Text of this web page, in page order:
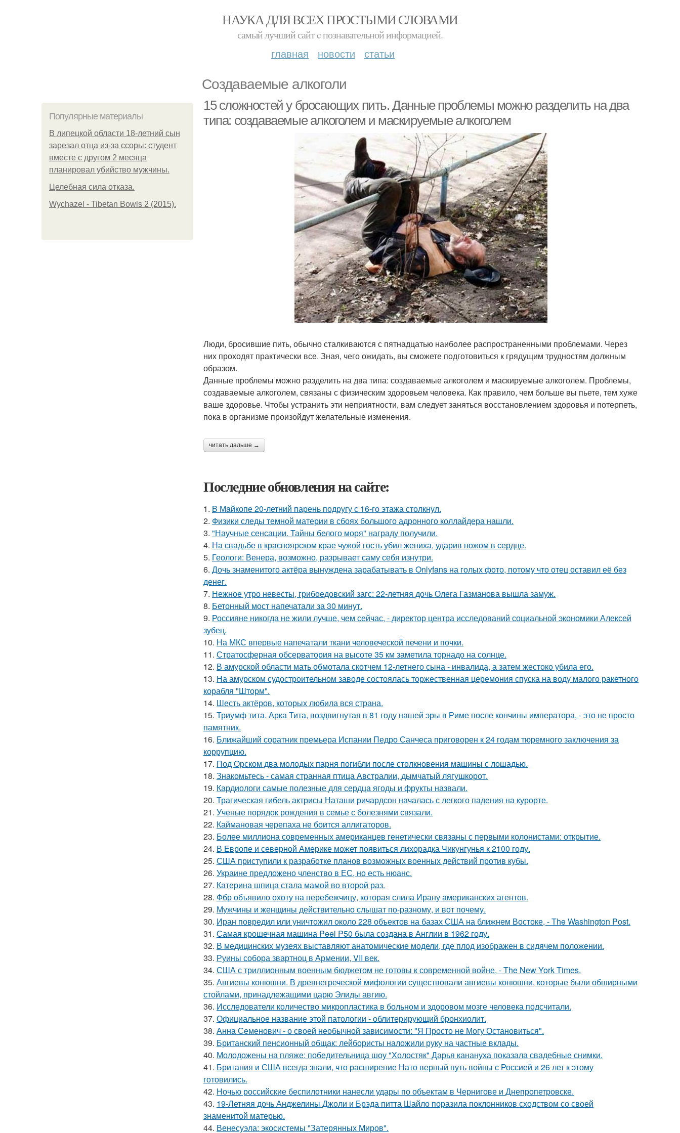
НАУКА ДЛЯ ВСЕХ ПРОСТЫМИ СЛОВАМИ
самый лучший сайт c познавательной информацией.
главная новости статьи
Создаваемые алкоголи
Популярные материалы
В липецкой области 18-летний сын
зарезал отца из-за ссоры: студент
вместе с другом 2 месяца
планировал убийство мужчины.
Целебная сила отказа.
Wychazel - Tibetan Bowls 2 (2015).
15 сложностей у бросающих пить. Данные проблемы можно разделить на два
типа: создаваемые алкоголем и маскируемые алкоголем
Люди, бросившие пить, обычно сталкиваются с пятнадцатью наиболее распространенными проблемами. Через
них проходят практически все. Зная, чего ожидать, вы сможете подготовиться к грядущим трудностям должным
образом.
Данные проблемы можно разделить на два типа: создаваемые алкоголем и маскируемые алкоголем. Проблемы,
создаваемые алкоголем, связаны с физическим здоровьем человека. Как правило, чем больше вы пьете, тем хуже
ваше здоровье. Чтобы устранить эти неприятности, вам следует заняться восстановлением здоровья и потерпеть,
пока в организме произойдут желательные изменения.
читать дальше →
Последние обновления на сайте:
1. B Мaйкопе 20-летний парень подругу с 16-го этажа столкнул.
2. Физики следы темной материи в сбоях большого адронного коллайдера нашли.
3. "Научные сенсации. Тайны белого моря" награду получили.
4. На свадьбе в красноярском крае чужой гость убил жениха, ударив ножом в сердце.
5. Геологи: Венера, возможно, разрывает саму себя изнутри.
6. Дочь знаменитого актёра вынуждена зарабатывать в Onlyfans на голых фото, потому что отец оставил её без
денег.
7. Нежное утро невесты, грибоедовский загс: 22-летняя дочь Олега Газманова вышла замуж.
8. Бетонный мост напечатали за 30 минут.
9. Россияне никогда не жили лучше, чем сейчас, - директор центра исследований социальной экономики Алексей
зубец.
10. На МКС впервые напечатали ткани человеческой печени и почки.
11. Стратосферная обсерватория на высоте 35 км заметила торнадо на солнце.
12. В амурской области мать обмотала скотчем 12-летнего сына - инвалида, а затем жестоко убила его.
13. На амурском судостроительном заводе состоялась торжественная церемония спуска на воду малого ракетного
корабля "Шторм".
14. Шесть актёров, которых любила вся страна.
15. Триумф тита. Арка Тита, воздвигнутая в 81 году нашей эры в Риме после кончины императора, - это не просто
памятник.
16. Ближайший соратник премьера Испании Педро Санчеса приговорен к 24 годам тюремного заключения за
коррупцию.
17. Под Орском два молодых парня погибли после столкновения машины с лошадью.
18. Знакомьтесь - самая странная птица Австралии, дымчатый лягушкорот.
19. Кардиологи самые полезные для сердца ягоды и фрукты назвали.
20. Трагическая гибель актрисы Наташи ричардсон началась с легкого падения на курорте.
21. Ученые порядок рождения в семье с болезнями связали.
22. Каймановая черепаха не боится аллигаторов.
23. Более миллиона современных американцев генетически связаны с первыми колонистами: открытие.
24. В Европе и северной Америке может появиться лихорадка Чикунгунья к 2100 году.
25. США приступили к разработке планов возможных военных действий против кубы.
26. Украине предложено членство в ЕС, но есть нюанс.
27. Катерина шпица стала мамой во второй раз.
28. Фбр объявило охоту на перебежчицу, которая слила Ирану американских агентов.
29. Мужчины и женщины действительно слышат по-разному, и вот почему.
30. Иран повредил или уничтожил около 228 объектов на базах США на ближнем Востоке, - The Washington Post.
31. Самая крошечная машина Peel P50 была создана в Англии в 1962 году.
32. В медицинских музеях выставляют анатомические модели, где плод изображен в сидячем положении.
33. Руины собора звартноц в Армении, VII век.
34. США с триллионным военным бюджетом не готовы к современной войне, - The New York Times.
35. Авгиевы конюшни. В древнегреческой мифологии существовали авгиевы конюшни, которые были обширными
стойлами, принадлежащими царю Элиды авгию.
36. Исследователи количество микропластика в больном и здоровом мозге человека подсчитали.
37. Официальное название этой патологии - облитерирующий бронхиолит.
38. Анна Семенович - о своей необычной зависимости: "Я Просто не Могу Остановиться".
39. Британский пенсионный общак: лейбористы наложили руку на частные вклады.
40. Молодожены на пляже: победительница шоу "Холостяк" Дарья канануха показала свадебные снимки.
41. Британия и США всегда знали, что расширение Нато верный путь войны с Россией и 26 лет к этому
готовились.
42. Ночью российские беспилотники нанесли удары по объектам в Чернигове и Днепропетровске.
43. 19-Летняя дочь Анджелины Джоли и Брэда питта Шайло поразила поклонников сходством со своей
знаменитой матерью.
44. Венесуэла: экосистемы "Затерянных Миров".